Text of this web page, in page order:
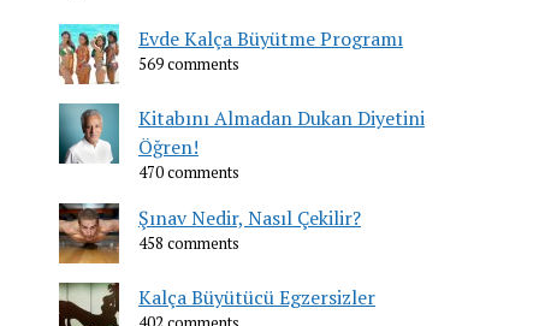
Evde Kalça Büyütme Programı
569 comments
Kitabını Almadan Dukan Diyetini
Öğren!
470 comments
Şınav Nedir, Nasıl Çekilir?
458 comments
Kalça Büyütücü Egzersizler